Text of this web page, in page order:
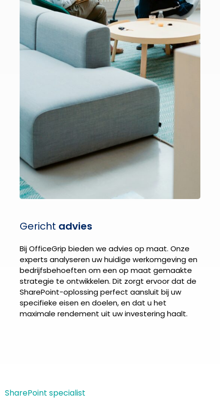
Gericht advies
Bij OfficeGrip bieden we advies op maat. Onze
experts analyseren uw huidige werkomgeving en
bedrijfsbehoeften om een op maat gemaakte
strategie te ontwikkelen. Dit zorgt ervoor dat de
SharePoint-oplossing perfect aansluit bij uw
specifieke eisen en doelen, en dat u het
maximale rendement uit uw investering haalt.
SharePoint specialist